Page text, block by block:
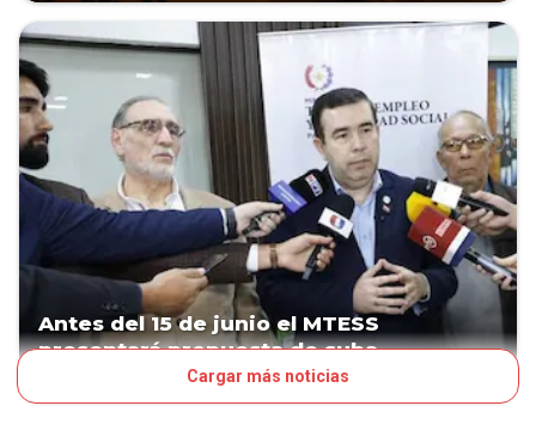
Antes del 15 de junio el MTESS
presentará propuesta de suba
Cargar más noticias